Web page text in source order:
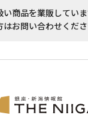
商品を業販していま
はお問い合わせくださ